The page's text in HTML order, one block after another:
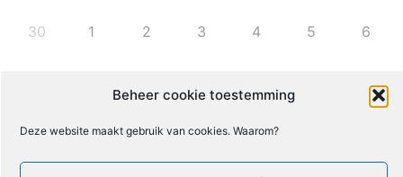
Beheer cookie toestemming
Deze website maakt gebruik van cookies. Waarom?
30 1 2 3 4 5 6
10 13